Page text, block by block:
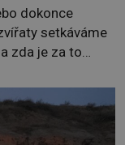
dokonce
setkáváme
zda je za to
zemí a
světě se